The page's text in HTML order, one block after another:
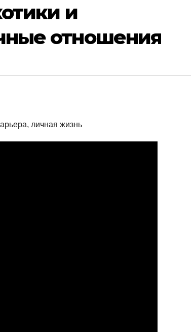
и
отношения